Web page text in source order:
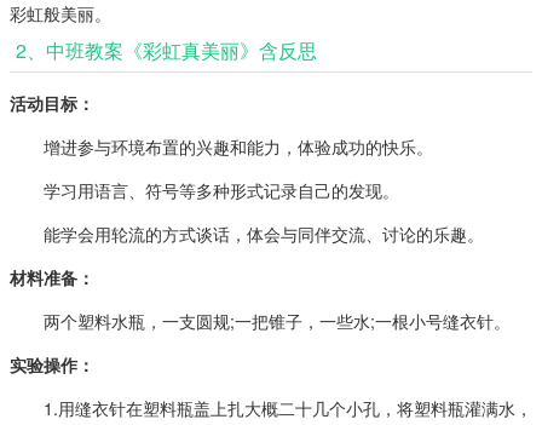
彩虹般美丽。
2、中班教案《彩虹真美丽》含反思
活动目标：
增进参与环境布置的兴趣和能力，体验成功的快乐。
学习用语言、符号等多种形式记录自己的发现。
能学会用轮流的方式谈话，体会与同伴交流、讨论的乐趣。
材料准备：
两个塑料水瓶，一支圆规;一把锥子，一些水;一根小号缝衣针。
实验操作：
1.用缝衣针在塑料瓶盖上扎大概二十几个小孔，将塑料瓶灌满水，